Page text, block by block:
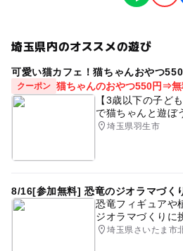
ショッピ
埼玉県内のオススメの遊び
可愛い猫カフェ！猫ちゃんおやつ
クーポン 猫ちゃんのおやつ550円⇒
【3歳以下の子ど
で猫ちゃんと遊ぼ
埼玉県羽生市
8/16[参加無料] 恐竜のジオラマづく
恐竜フィギュアや
ジオラマづくりに
埼玉県さいたま市